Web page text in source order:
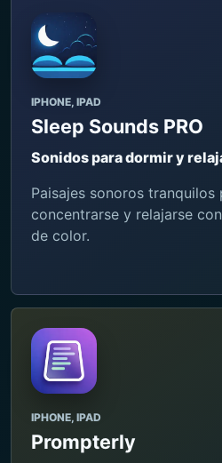
IPHONE, IPAD
Sleep Sounds PRO
Sonidos para dormir y
Paisajes sonoros tranquilos
concentrarse y relajarse
de color.
IPHONE, IPAD
Prompterly